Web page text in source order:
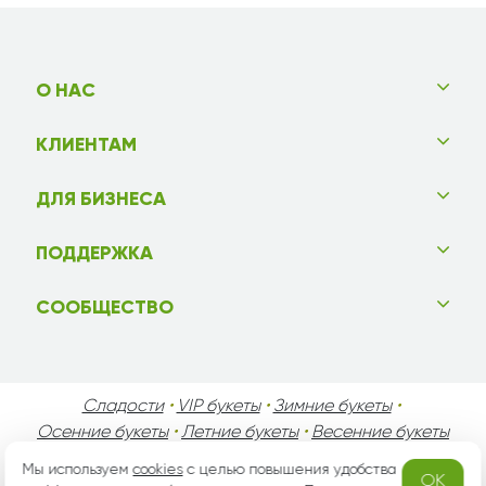
О НАС
КЛИЕНТАМ
ДЛЯ БИЗНЕСА
ПОДДЕРЖКА
СООБЩЕСТВО
Сладости• VIP букеты• Зимние букеты•
Осенние букеты•Летние букеты• Весенние букеты
•
Мы используемcookiesс целью повышения удобства
OK